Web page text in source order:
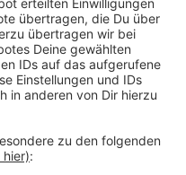
Ihre
YouTube
zu laden!